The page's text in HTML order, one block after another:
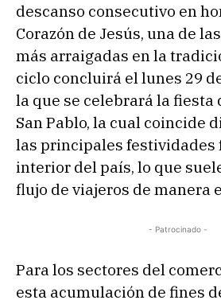
descanso consecutivo en
Corazón de Jesús, una de
más arraigadas en la
ciclo concluirá el lunes 29
la que se celebrará la fiesta
San Pablo, la cual coincide
las principales festividades
interior del país, lo que
flujo de viajeros de manera
- Patrocinado -
Para los sectores del
esta acumulación de fines